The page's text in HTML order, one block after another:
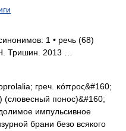
1 • речь (68)
Тришин. 2013 …
греч. κόπρος&#160;
(словесный понос)&#160;
импульсивное
брани безо всякого